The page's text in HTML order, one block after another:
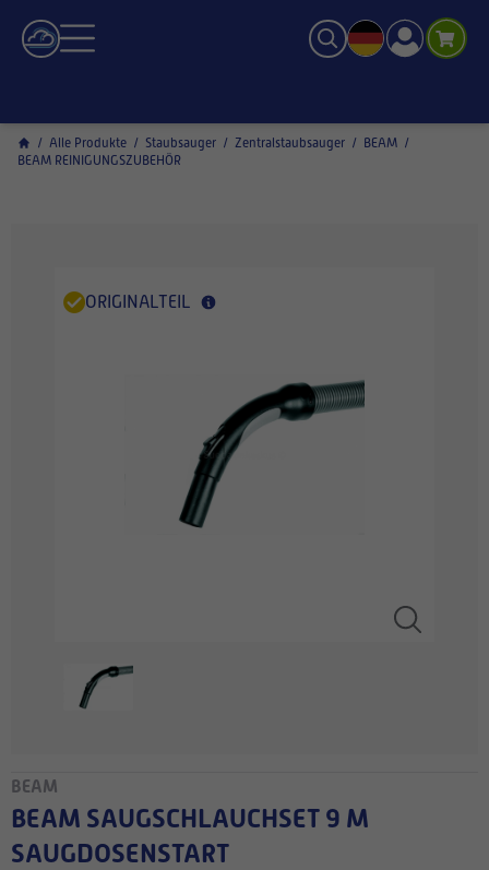
/ Alle Produkte / Staubsauger / Zentralstaubsauger / BEAM /
BEAM REINIGUNGSZUBEHÖR
ORIGINALTEIL
BEAM
BEAM SAUGSCHLAUCHSET 9 M
SAUGDOSENSTART